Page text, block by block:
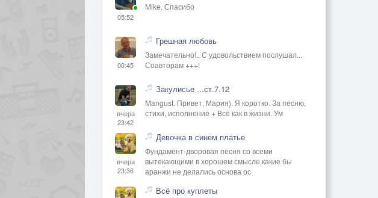
05:52
Mike, Спасибо
00:45
Грешная любовь
Замечательно!.. С удовольствием послушал...
Соавторам +++!
вчера
23:42
Закулисье ...ст.7.12
Mangust. Привет, Мария). Я коротко. За песню,
стихи, исполнение + Всё как в жизни. Ум
вчера
23:36
Девочка в синем платье
Фундамент-дворовая песня со всеми
вытекающими в хорошем смысле,какие бы
аранжи не делались основа ос
Всё про куплеты